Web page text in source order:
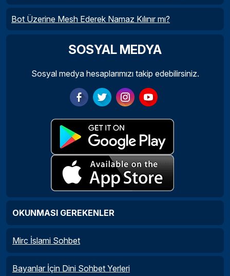
Bot Üzerine Mesh Ederek Namaz Kılınır mı?
SOSYAL MEDYA
Sosyal medya hesaplarımızı takip edebilirsiniz.
OKUNMASI GEREKENLER
Mirc İslami Sohbet
Bayanlar İçin Dini Sohbet Yerleri